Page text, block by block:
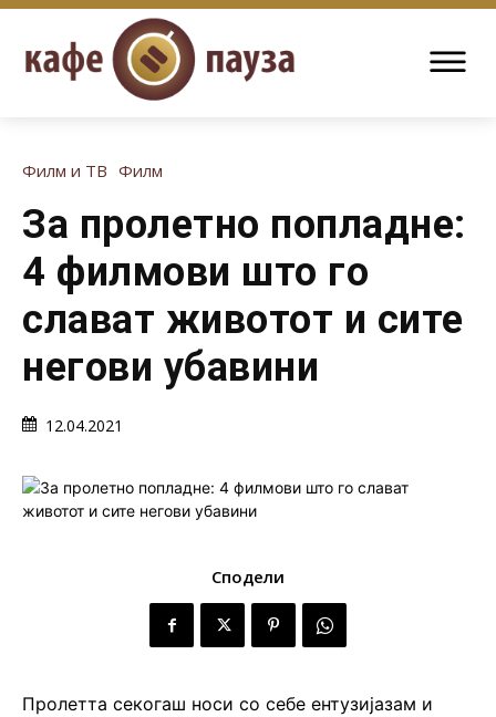
Филм и ТВ Филм
За пролетно попладне:
4 филмови што го
слават животот и сите
негови убавини
12.04.2021
Сподели
Пролетта секогаш носи со себе ентузијазам и